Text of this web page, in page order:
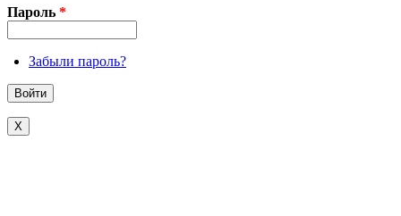
X
Пароль *
Забыли пароль?
X